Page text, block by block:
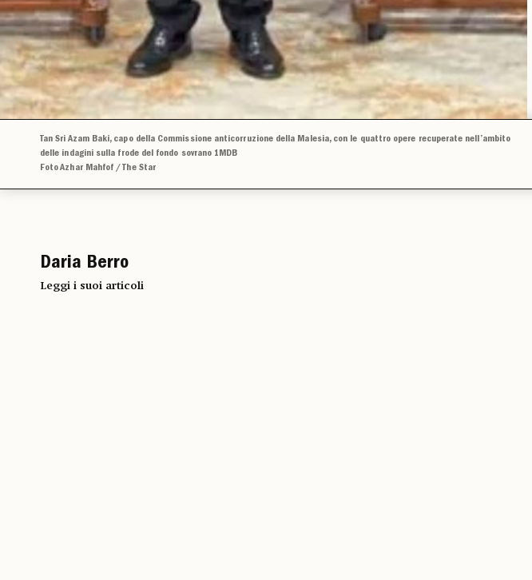
Tan Sri Azam Baki, capo della Commissione anticorruzione della Malesia, con le quattro opere recuperate nell’ambito
delle indagini sulla frode del fondo sovrano 1MDB
Foto Azhar Mahfof / The Star
Daria Berro
Leggi i suoi articoli